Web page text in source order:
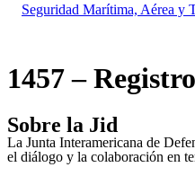
Seguridad Marítima, Aérea y
1457 –
Sobre la Jid
La Junta Interamericana de
el diálogo y la colaboración en